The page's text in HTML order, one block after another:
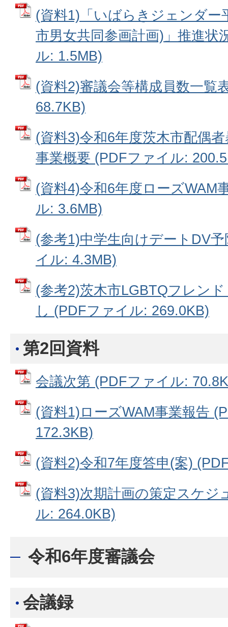
(資料1)「いばらきジェンダー
市男女共同参画計画)」推進状
ル: 1.5MB)
(資料2)審議会等構成員数一覧
68.7KB)
(資料3)令和6年度茨木市配偶
事業概要 (PDFファイル:
(資料4)令和6年度ローズWAM
ル: 3.6MB)
(参考1)中学生向けデートDV
イル: 4.3MB)
(参考2)茨木市LGBTQフレン
し (PDFファイル: 269.0KB)
第2回資料
会議次第 (PDFファイル:
(資料1)ローズWAM事業報告
172.3KB)
(資料2)令和7年度答申(案)
(資料3)次期計画の策定スケジ
ル: 264.0KB)
令和6年度審議会
会議録